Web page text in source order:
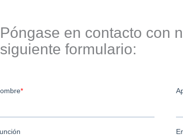
Póngase en contacto con
siguiente formulario: